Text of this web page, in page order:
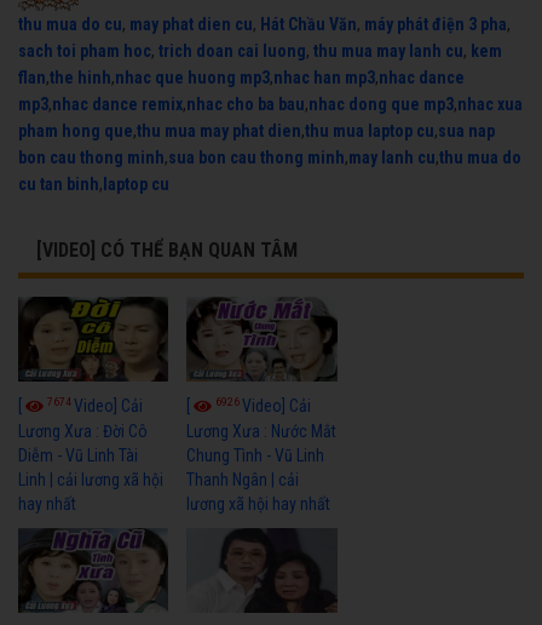
thu mua do cu, may phat dien cu, Hát Chầu Văn, máy phát điện 3 pha,
sach toi pham hoc, trich doan cai luong, thu mua may lanh cu, kem
flan,the hinh,nhac que huong mp3,nhac han mp3,nhac dance
mp3,nhac dance remix,nhac cho ba bau,nhac dong que mp3,nhac xua
pham hong que,thu mua may phat dien,thu mua laptop cu,sua nap
bon cau thong minh,sua bon cau thong minh,may lanh cu,thu mua do
cu tan binh, laptop cu
[VIDEO] CÓ THỂ BẠN QUAN TÂM
7674Video] Cải
Lương Xưa : Đời Cô
Diễm - Vũ Linh Tài
Linh | cải lương xã hội
hay nhất
6926Video] Cải
Lương Xưa : Nước Mắt
Chung Tình - Vũ Linh
Thanh Ngân | cải
lương xã hội hay nhất